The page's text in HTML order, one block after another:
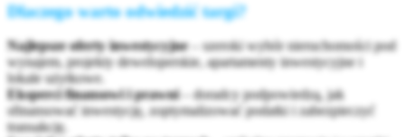
Dlaczego warto odwiedzić targi?
Najlepsze oferty inwestycyjne– szeroki wybór nieruchomości pod
wynajem, projekty deweloperskie, apartamenty inwestycyjne i
lokale użytkowe.
Eksperci finansowi i prawni– doradcy podpowiedzą, jak
sfinansować inwestycję, zoptymalizować podatki i zabezpieczyć
transakcję.